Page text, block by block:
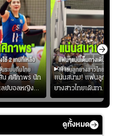
น ศศิภาพร นัก
ลย์บอลหญิงทีม
ย หวังใช้ 2
เหลือ ปรับจู
00:36
แน่นสนาม! แฟนลูก
ยางสาวไทยเดินทาง
เข้ามาเชียร์สาวไทย
อย่างคึกคัก เพื่อให้
กำลังใจ ก่อนที่สาว
ดูทั้งหมด